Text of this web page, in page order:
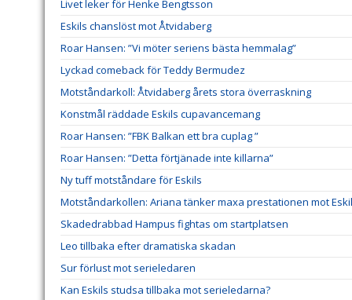
Livet leker för Henke Bengtsson
Eskils chanslöst mot Åtvidaberg
Roar Hansen: ”Vi möter seriens bästa hemmalag”
Lyckad comeback för Teddy Bermudez
Motståndarkoll: Åtvidaberg årets stora överraskning
Konstmål räddade Eskils cupavancemang
Roar Hansen: ”FBK Balkan ett bra cuplag ”
Roar Hansen: ”Detta förtjänade inte killarna”
Ny tuff motståndare för Eskils
Motståndarkollen: Ariana tänker maxa prestationen mot
Skadedrabbad Hampus fightas om startplatsen
Leo tillbaka efter dramatiska skadan
Sur förlust mot serieledaren
Kan Eskils studsa tillbaka mot serieledarna?